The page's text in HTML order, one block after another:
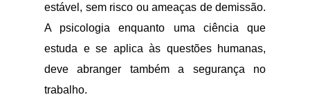
estável, sem risco ou ameaças de demissão.
A psicologia enquanto uma ciência que
estuda e se aplica às questões humanas,
deve abranger também a segurança no
trabalho.